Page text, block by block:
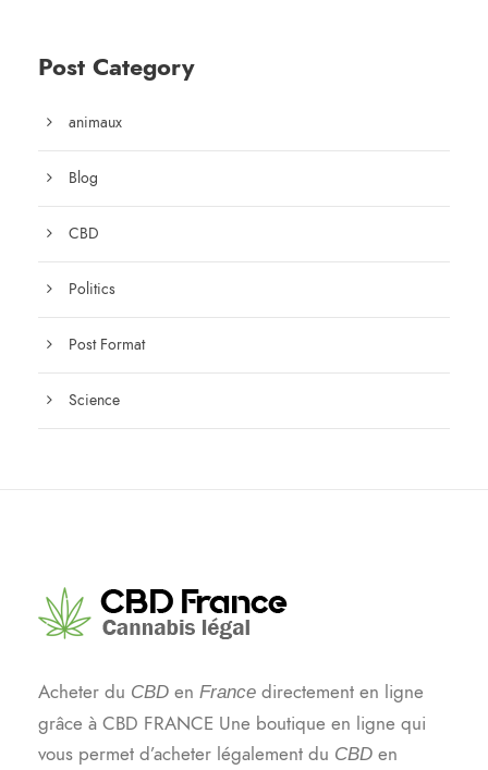
Post Category
animaux
Blog
CBD
Politics
Post Format
Science
Acheter du CBD en France directement en ligne
grâce à CBD FRANCE Une boutique en ligne qui
vous permet d’acheter légalement du CBD en